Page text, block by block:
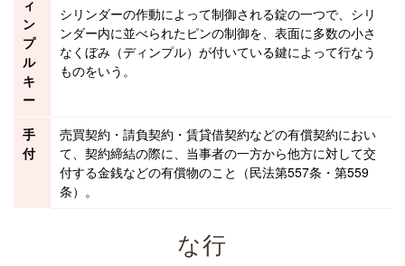
ィ
ン
プ
ル
キ
ー
シリンダーの作動によって制御される錠の一つで、シリ
ンダー内に並べられたピンの制御を、表面に多数の小さ
なくぼみ（ディンプル）が付いている鍵によって行なう
ものをいう。
手
付
売買契約 ・ 請負契約 ・ 賃貸借契約などの有償契約におい
て、契約締結の際に、当事者の一方から他方に対して交
付する金銭などの有償物のこと（民法第557条・第559
条）。
な行